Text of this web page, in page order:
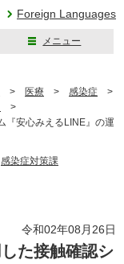
Foreign Languages
メニュー
> 医療 > 感染症 >
>
『安心みえるLINE』の運
感染症対策課
令和02年08月26日
た接触確認シ